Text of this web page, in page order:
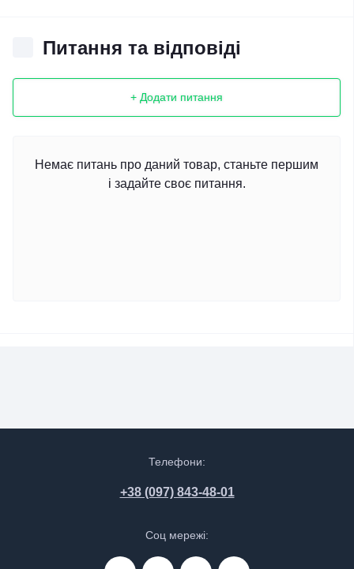
Питання та відповіді
+ Додати питання
Немає питань про даний товар, станьте першим
і задайте своє питання.
Телефони:
+38 (097) 843-48-01
Соц мережі: